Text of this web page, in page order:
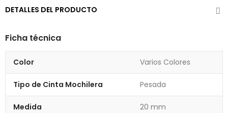
DETALLES DEL PRODUCTO
Ficha técnica
Color Varios Colores
Tipo de Cinta Mochilera Pesada
Medida 20 mm